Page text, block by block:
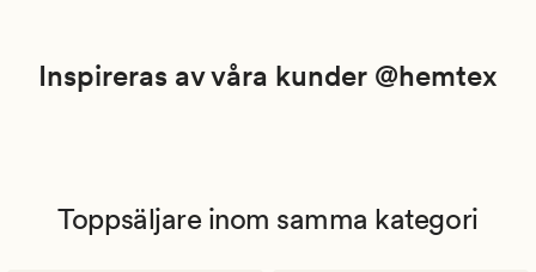
Inspireras av våra kunder @hemtex
Toppsäljare inom samma kategori